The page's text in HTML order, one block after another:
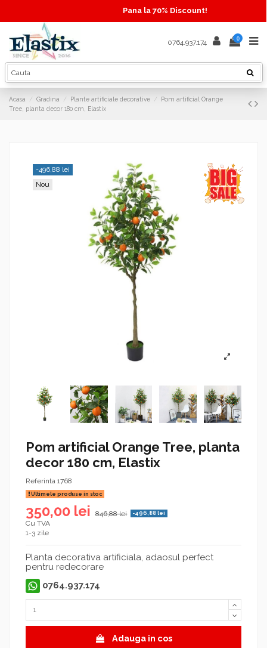
Pana la 70% Discount!
0764.937.174 0
Acasa Gradina Plante artificiale decorative
Pom artificial Orange
Tree, planta decor 180 cm, Elastix
-496,88 lei
Nou
Pom artificial Orange Tree, planta
decor 180 cm, Elastix
Referinta 1768
Ultimele produse in stoc
350,00 lei 846,88 lei -496,88 lei
Cu TVA
1-3 zile
Planta decorativa artificiala, adaosul perfect
pentru redecorare
0764.937.174
Adauga in cos